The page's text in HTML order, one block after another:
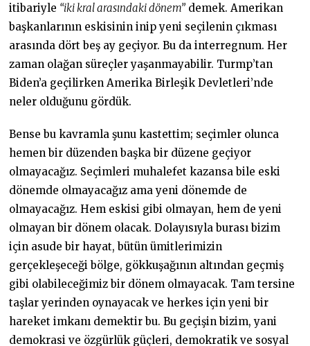
itibariyle “iki kral arasındaki dönem” demek. Amerikan
başkanlarının eskisinin inip yeni seçilenin çıkması
arasında dört beş ay geçiyor. Bu da interregnum. Her
zaman olağan süreçler yaşanmayabilir. Turmp’tan
Biden’a geçilirken Amerika Birleşik Devletleri’nde
neler olduğunu gördük.
Bense bu kavramla şunu kastettim; seçimler olunca
hemen bir düzenden başka bir düzene geçiyor
olmayacağız. Seçimleri muhalefet kazansa bile eski
dönemde olmayacağız ama yeni dönemde de
olmayacağız. Hem eskisi gibi olmayan, hem de yeni
olmayan bir dönem olacak. Dolayısıyla burası bizim
için asude bir hayat, bütün ümitlerimizin
gerçekleşeceği bölge, gökkuşağının altından geçmiş
gibi olabileceğimiz bir dönem olmayacak. Tam tersine
taşlar yerinden oynayacak ve herkes için yeni bir
hareket imkanı demektir bu. Bu geçişin bizim, yani
demokrasi ve özgürlük güçleri, demokratik ve sosyal